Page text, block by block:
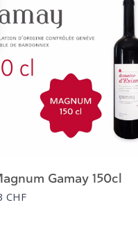
Gamay 150cl
CHF